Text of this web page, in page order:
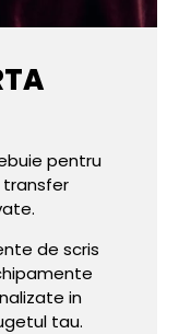
pentru
transfer
de scris
in
tau.